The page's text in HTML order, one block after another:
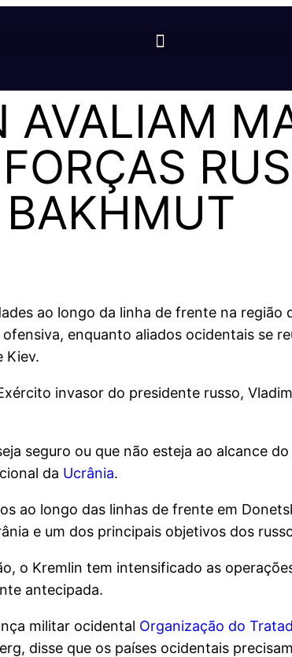
AVALIAM
ao longo da linha de frente na
enquanto aliados ocidentais se
Kiev.
invasor do presidente russo,
seguro ou que não esteja ao alcance
da Ucrânia.
ao longo das linhas de frente em
e um dos principais objetivos dos
o Kremlin tem intensificado as
antecipada.
militar ocidental Organização do
disse que os países ocidentais